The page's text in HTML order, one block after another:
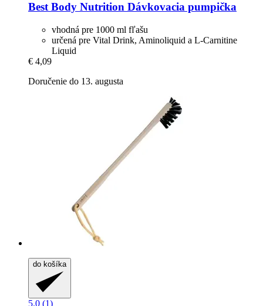
Best Body Nutrition Dávkovacia pumpička
vhodná pre 1000 ml fľašu
určená pre Vital Drink, Aminoliquid a L-Carnitine
Liquid
€ 4,09
Doručenie do 13. augusta
do košíka
5.0 (1)